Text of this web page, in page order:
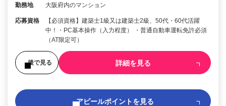
勤務地 大阪府内のマンション
応募資格
【必須資格】建築士1級又は建築士2級、50代・60代活躍
中！・PC基本操作（入力程度） ・普通自動車運転免許必須
（AT限定可）
後で見る 詳細を見る
アピールポイントを見る